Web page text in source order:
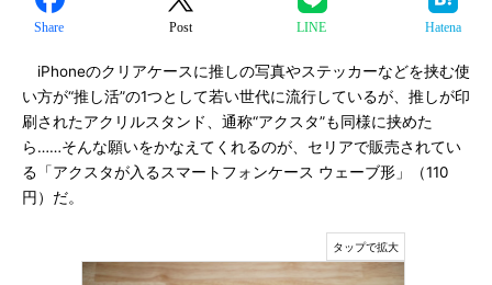
Share Post LINE Hatena
iPhoneのクリアケースに推しの写真やステッカーなどを挟む使
い方が“推し活”の1つとして若い世代に流行しているが、推しが印
刷されたアクリルスタンド、通称“アクスタ”も同様に挟めた
ら……そんな願いをかなえてくれるのが、セリアで販売されてい
る「アクスタが入るスマートフォンケース ウェーブ形」（110
円）だ。